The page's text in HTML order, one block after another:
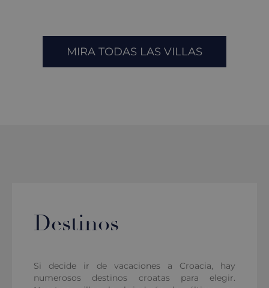
MIRA TODAS LAS VILLAS
Destinos
Si decide ir de vacaciones a Croacia, hay
numerosos destinos croatas para elegir.